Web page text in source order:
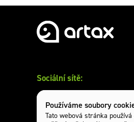
Používáme soubory
Tato webová stránka
Sociální sítě: